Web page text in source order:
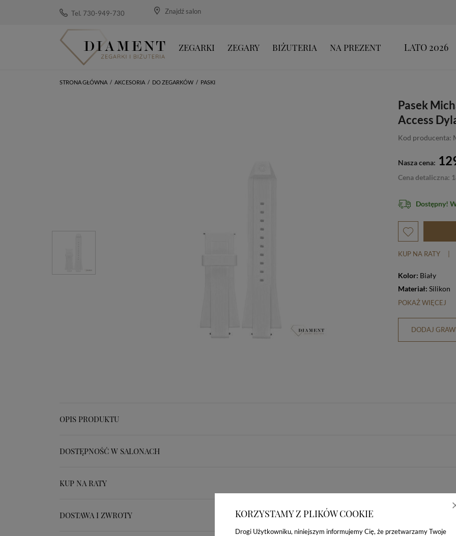
KORZYSTAMY Z PLIKÓW COOKIE
Drogi Użytkowniku, niniejszym informujemy Cię, że przetwarzamy Twoje
Tel. 730-949-730 Znajdź salon
ZEGARKI ZEGARY BIŻUTERIA NA PREZENT LATO 2026
STRONA GŁÓWNA / AKCESORIA / DO ZEGARKÓW / PASKI
Pasek
Access
Kod producenta:
Nasza cena:
Cena detaliczna:
Dostępny!
KUP NA RATY
Kolor: Biały
Materiał: Silikon
POKAŻ WIĘCEJ
DODAJ
OPIS PRODUKTU
DOSTĘPNOŚĆ W SALONACH
KUP NA RATY
DOSTAWA I ZWROTY